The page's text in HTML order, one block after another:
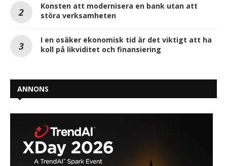
Konsten att modernisera en bank utan att
störa verksamheten
I en osäker ekonomisk tid är det viktigt att ha
koll på likviditet och finansiering
ANNONS